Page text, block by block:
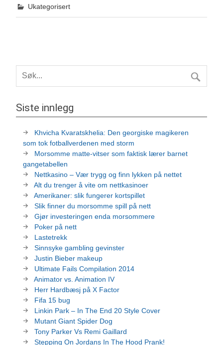
Ukategorisert
Siste innlegg
Khvicha Kvaratskhelia: Den georgiske magikeren
som tok fotballverdenen med storm
Morsomme matte-vitser som faktisk lærer barnet
gangetabellen
Nettkasino – Vær trygg og finn lykken på nettet
Alt du trenger å vite om nettkasinoer
Amerikaner: slik fungerer kortspillet
Slik finner du morsomme spill på nett
Gjør investeringen enda morsommere
Poker på nett
Lastetrekk
Sinnsyke gambling gevinster
Justin Bieber makeup
Ultimate Fails Compilation 2014
Animator vs. Animation IV
Herr Hardbæsj på X Factor
Fifa 15 bug
Linkin Park – In The End 20 Style Cover
Mutant Giant Spider Dog
Tony Parker Vs Remi Gaillard
Stepping On Jordans In The Hood Prank!